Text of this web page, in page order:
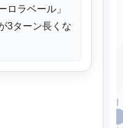
ロラベール」
3ターン長くな